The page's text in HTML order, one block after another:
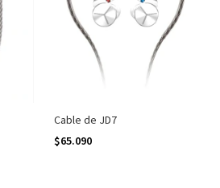
Cable de JD7
$65.090